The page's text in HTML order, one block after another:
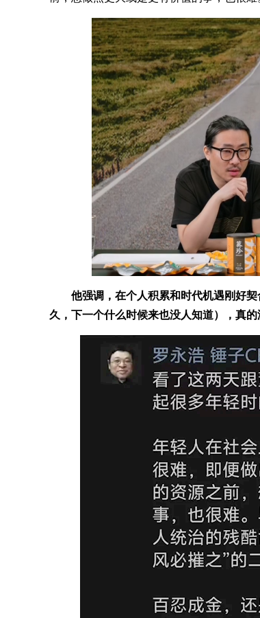
他强调，在个人积累和时代机遇刚好
久，下一个什么时候来也没人知道），真的